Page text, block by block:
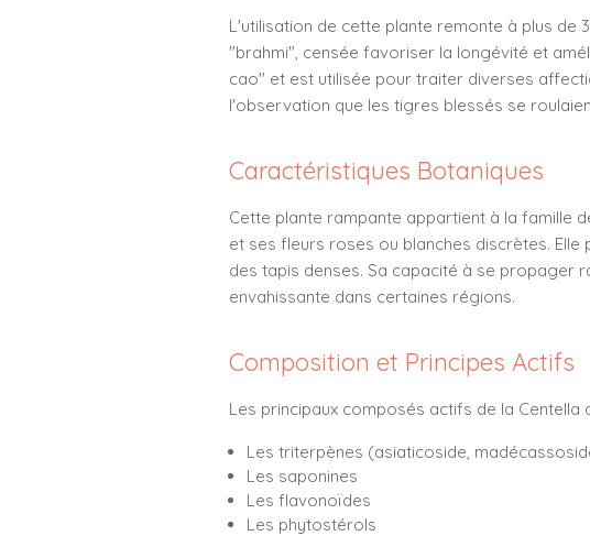
L'utilisation de cette plante remonte à plus de
"brahmi", censée favoriser la longévité et
cao" et est utilisée pour traiter diverses
l'observation que les tigres blessés se
Caractéristiques Botaniques
Cette plante rampante appartient à la famille
et ses fleurs roses ou blanches discrètes.
des tapis denses. Sa capacité à se propager
envahissante dans certaines régions.
Composition et Principes Actifs
Les principaux composés actifs de la Centella
Les triterpènes (asiaticoside,
Les saponines
Les flavonoïdes
Les phytostérols